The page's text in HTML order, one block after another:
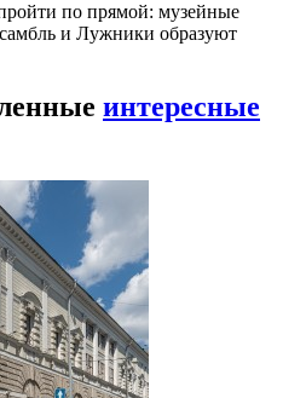
по прямой: музейные
и Лужники образуют
интересные